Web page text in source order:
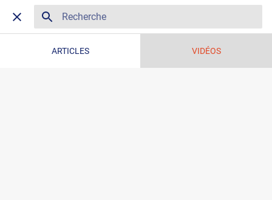
ARTICLES VIDÉOS